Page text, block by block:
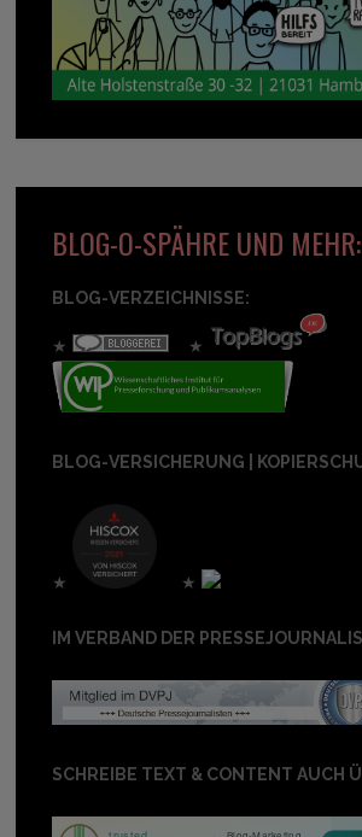
BLOG-O-SPÄHRE UND MEHR:
BLOG-VERZEICHNISSE:
★ ★
BLOG-VERSICHERUNG |
★ ★
IM VERBAND DER
SCHREIBE TEXT & CONTENT AUCH